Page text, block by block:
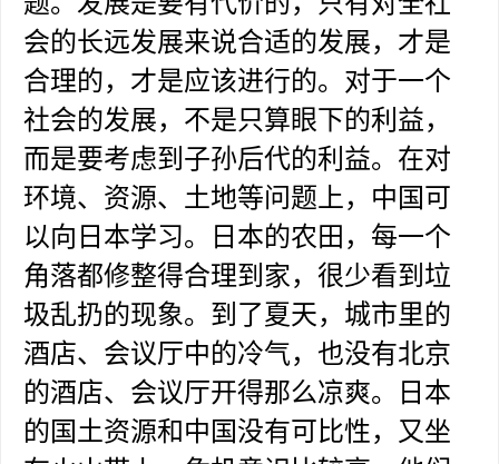
会的长远发展来说合适的发展，才是
合理的，才是应该进行的。对于一个
社会的发展，不是只算眼下的利益，
而是要考虑到子孙后代的利益。在对
环境、资源、土地等问题上，中国可
以向日本学习。日本的农田，每一个
角落都修整得合理到家，很少看到垃
圾乱扔的现象。到了夏天，城市里的
酒店、会议厅中的冷气，也没有北京
的酒店、会议厅开得那么凉爽。日本
的国土资源和中国没有可比性，又坐